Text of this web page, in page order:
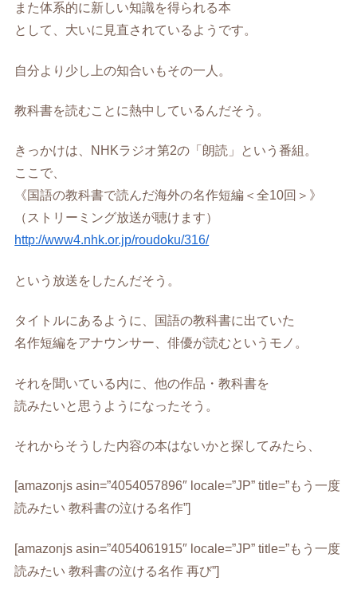
また体系的に新しい知識を得られる本
として、大いに見直されているようです。
自分より少し上の知合いもその一人。
教科書を読むことに熱中しているんだそう。
きっかけは、NHKラジオ第2の「朗読」という番組。
ここで、
《国語の教科書で読んだ海外の名作短編＜全10回＞》
（ストリーミング放送が聴けます）
http://www4.nhk.or.jp/roudoku/316/
という放送をしたんだそう。
タイトルにあるように、国語の教科書に出ていた
名作短編をアナウンサー、俳優が読むというモノ。
それを聞いている内に、他の作品・教科書を
読みたいと思うようになったそう。
それからそうした内容の本はないかと探してみたら、
[amazonjs asin=”4054057896″ locale=”JP” title=”もう一度
読みたい 教科書の泣ける名作”]
[amazonjs asin=”4054061915″ locale=”JP” title=”もう一度
読みたい 教科書の泣ける名作 再び”]